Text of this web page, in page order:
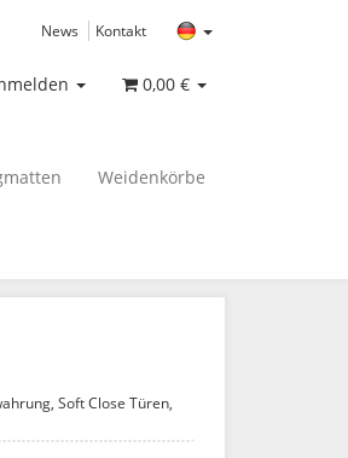
News Kontakt
0,00 €
Weidenkörbe
Soft Close Türen,